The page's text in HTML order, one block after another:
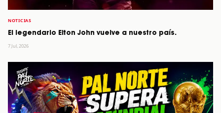
NOTICIAS
El legendario Elton John vuelve a nuestro país.
7 Jul, 2026